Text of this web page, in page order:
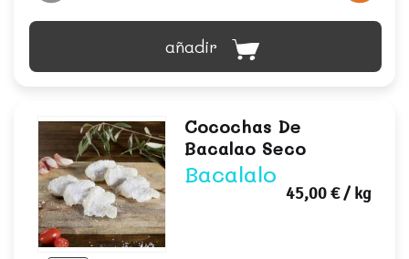
añadir
Cocochas De
Bacalao Seco
Bacalalo
45,00 €/ kg